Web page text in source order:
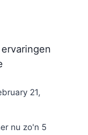
21,
nu zo'n 5